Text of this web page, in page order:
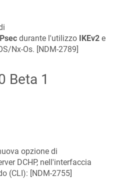
durante l'utilizzo IKEv2 e
Nx-Os. [NDM-2789]
Beta 1
opzione di
DCHP, nell'interfaccia
(CLI): [NDM-2755]